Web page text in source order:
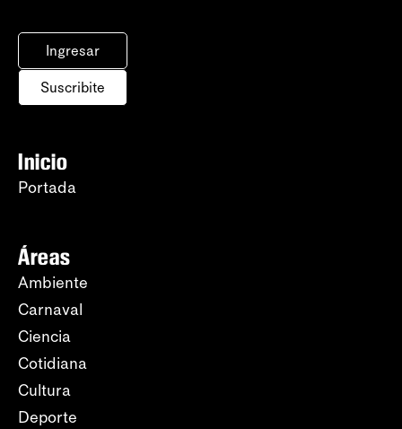
Ingresar
Suscribite
Inicio
Portada
Áreas
Ambiente
Carnaval
Ciencia
Cotidiana
Cultura
Deporte